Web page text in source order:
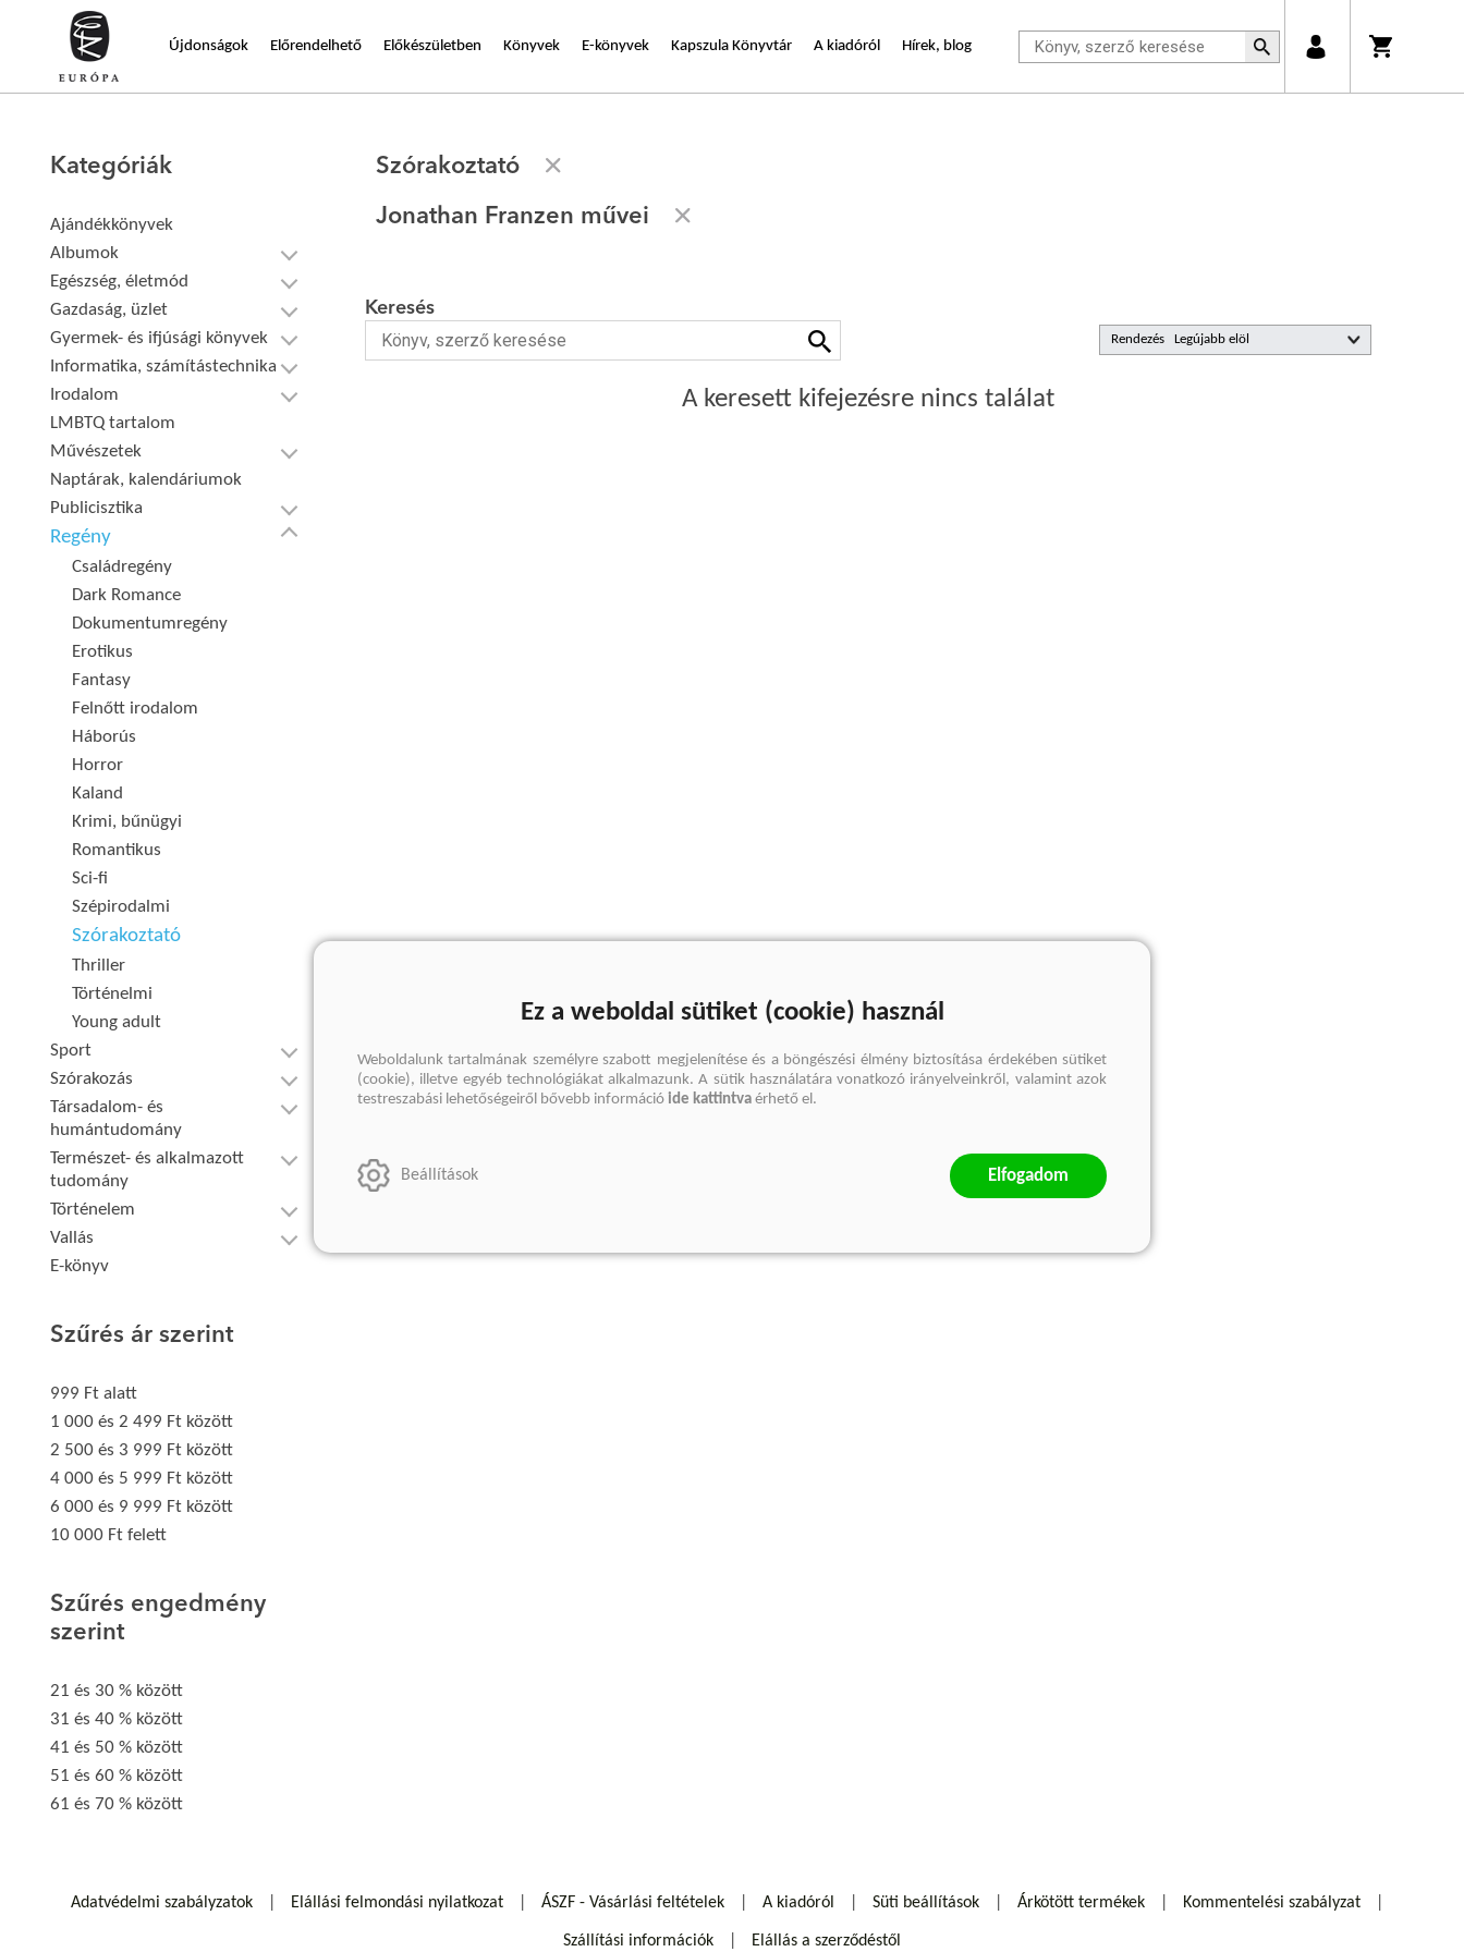
Újdonságok Előrendelhető Előkészületben Könyvek E-könyvek Kapszula Könyvtár A kiadóról Hírek, blog
Kategóriák
Ajándékkönyvek
Albumok
Egészség, életmód
Gazdaság, üzlet
Gyermek- és ifjúsági könyvek
Informatika, számítástechnika
Irodalom
LMBTQ tartalom
Művészetek
Naptárak, kalendáriumok
Publicisztika
Regény
Családregény
Dark Romance
Dokumentumregény
Erotikus
Fantasy
Felnőtt irodalom
Háborús
Horror
Kaland
Krimi, bűnügyi
Romantikus
Sci-fi
Szépirodalmi
Szórakoztató
Thriller
Történelmi
Young adult
Sport
Szórakozás
Társadalom- és
humántudomány
Természet- és alkalmazott
tudomány
Történelem
Vallás
E-könyv
Szűrés ár szerint
999 Ft alatt
1 000 és 2 499 Ft között
2 500 és 3 999 Ft között
4 000 és 5 999 Ft között
6 000 és 9 999 Ft között
10 000 Ft felett
Szűrés engedmény
szerint
21 és 30 % között
31 és 40 % között
41 és 50 % között
51 és 60 % között
61 és 70 % között
Szórakoztató
Jonathan Franzen művei
Rendezés
Keresés
A keresett kifejezésre nincs találat
Adatvédelmi szabályzatok Elállási felmondási nyilatkozat ÁSZF - Vásárlási feltételek A kiadóról Süti beállítások Árkötött termékek Kommentelési szabályzat
Szállítási információk Elállás a szerződéstől
Ez a weboldal sütiket (cookie) használ
Weboldalunk tartalmának személyre szabott megjelenítése és a böngészési élmény biztosítása érdekében sütiket
(cookie), illetve egyéb technológiákat alkalmazunk. A sütik használatára vonatkozó irányelveinkről, valamint azok
testreszabási lehetőségeiről bővebb információ ide kattintva érhető el.
Beállítások Elfogadom